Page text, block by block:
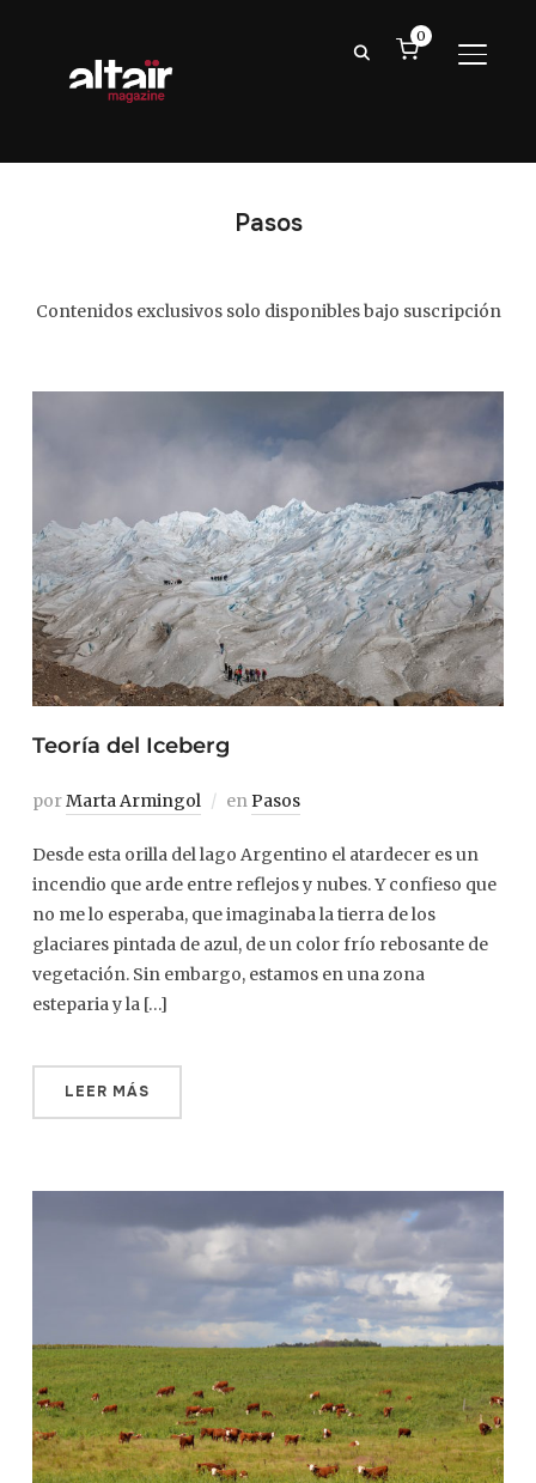
0
Pasos
Contenidos exclusivos solo disponibles bajo suscripción
Teoría del Iceberg
porMarta Armingol enPasos
Desde esta orilla del lago Argentino el atardecer es un
incendio que arde entre reflejos y nubes. Y confieso que
no me lo esperaba, que imaginaba la tierra de los
glaciares pintada de azul, de un color frío rebosante de
vegetación. Sin embargo, estamos en una zona
esteparia y la […]
LEER MÁS